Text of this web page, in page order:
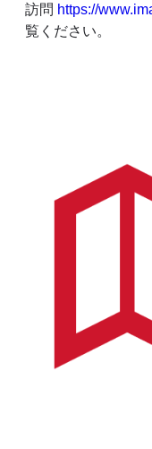
訪問 https://
覧ください。